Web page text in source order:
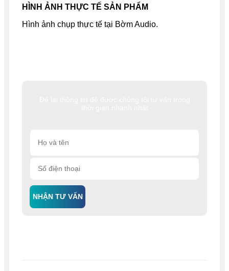
NHẬN TƯ VẤN
HÌNH ẢNH THỰC TẾ SẢN PHẨM
Hình ảnh chụp thực tế tại Bờm Audio.